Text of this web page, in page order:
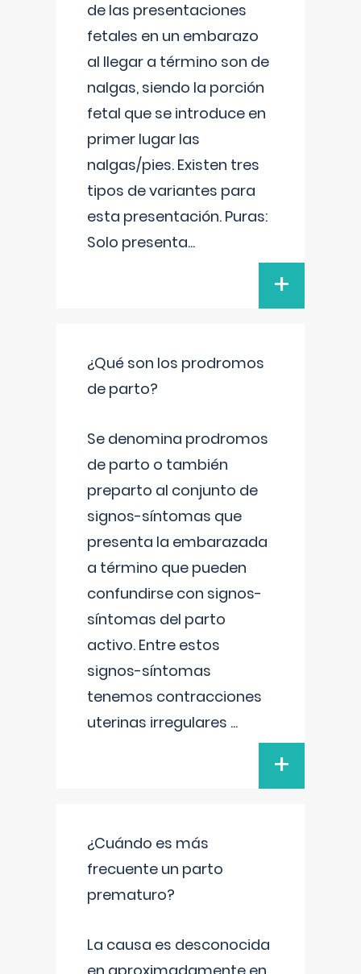
de las presentaciones
fetales en un embarazo
al llegar a término son de
nalgas, siendo la porción
fetal que se introduce en
primer lugar las
nalgas/pies. Existen tres
tipos de variantes para
esta presentación. Puras:
Solo presenta...
+
¿Qué son los prodromos
de parto?
Se denomina prodromos
de parto o también
preparto al conjunto de
signos-síntomas que
presenta la embarazada
a término que pueden
confundirse con signos-
síntomas del parto
activo. Entre estos
signos-síntomas
tenemos contracciones
uterinas irregulares ...
+
¿Cuándo es más
frecuente un parto
prematuro?
La causa es desconocida